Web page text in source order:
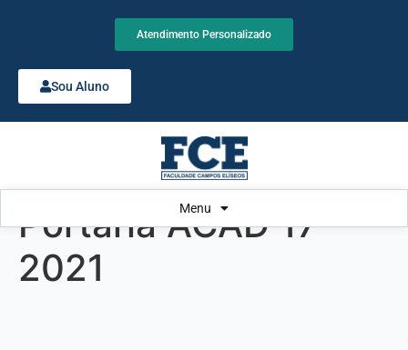
Atendimento Personalizado
Sou Aluno
Menu
Portaria ACAD 17-
2021